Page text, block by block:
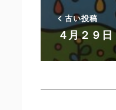
古い投稿
４月２９日